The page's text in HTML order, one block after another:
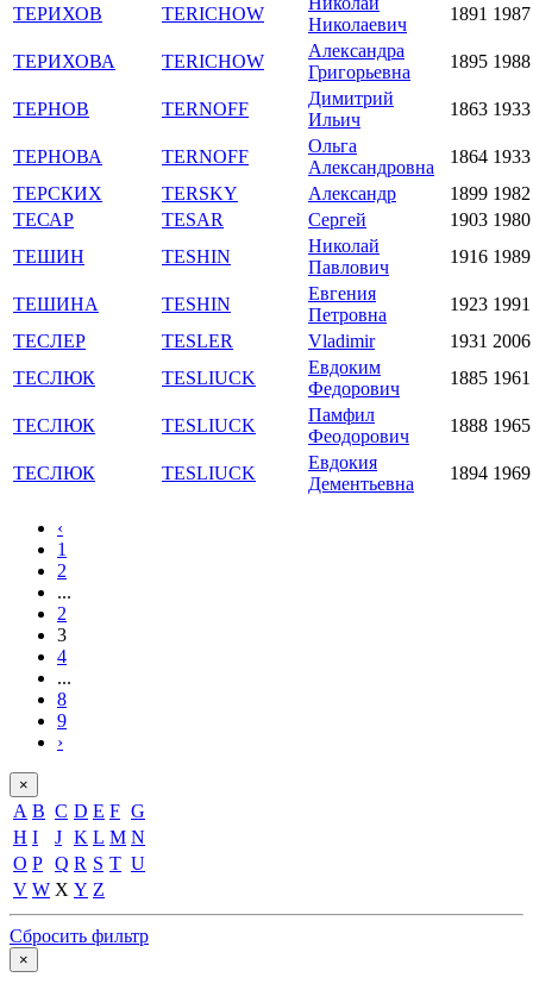
ТЕРИХОВ TERICHOW
Николаевич
1891 1987
ТЕРИХОВА TERICHOW
Александра
Григорьевна
1895 1988
ТЕРНОВ TERNOFF
Димитрий
Ильич
1863 1933
ТЕРНОВА TERNOFF
Ольга
Александровна
1864 1933
ТЕРСКИХ
TERSKY Александр 1899 1982
ТЕСАР
TESAR Сергей 1903 1980
ТЕШИН
TESHIN
Николай
Павлович
1916 1989
ТЕШИНА TESHIN
Евгения
Петровна
1923 1991
ТЕСЛЕР
TESLER Vladimir 1931 2006
ТЕСЛЮК
TESLIUCK
Евдоким
Федорович
1885 1961
ТЕСЛЮК TESLIUCK
Памфил
Феодорович
1888 1965
ТЕСЛЮК TESLIUCK
Евдокия
Дементьевна
1894 1969
‹
1
2
...
2
3
4
...
8
9
›
×
A B C D E F G
H I J K L M N
O P Q R S T U
V W X Y Z
Сбросить фильтр
×